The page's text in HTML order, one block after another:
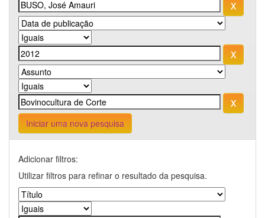
Iniciar uma nova pesquisa
Adicionar filtros:
Utilizar filtros para refinar o resultado da pesquisa.